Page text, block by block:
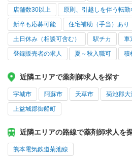
店舗数30以上 原則、引越しを伴う転勤
新卒も応募可能 住宅補助（手当）あり
土日休み（相談可含む） 駅チカ 車
登録販売者の求人 夏～秋入職可 積
近隣エリアで薬剤師求人を探す
宇城市 阿蘇市 天草市 菊池郡大
上益城郡御船町
近隣エリアの路線で薬剤師求人を
熊本電気鉄道菊池線